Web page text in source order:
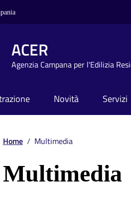
ACER
Agenzia Campana per l'Edilizia
Novità Servizi
Home / Multimedia
Multimedia